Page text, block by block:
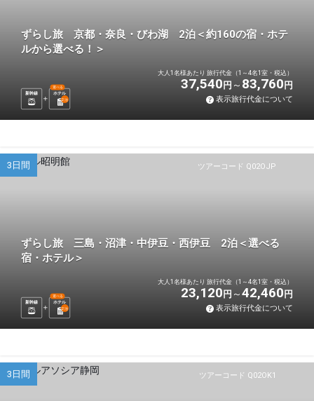
ずらし旅 京都・奈良・びわ湖 2泊＜約160の宿・ホテ
ルから選べる！＞
新幹線 ホテル
選べる
2泊
大人1名様あたり 旅行代金（1～4名1室・税込）
37,540 円 83,760 円
表示旅行代金について
ツアーコード Q02OJP
3日間
ずらし旅 三島・沼津・中伊豆・西伊豆 2泊＜選べる
宿・ホテル＞
新幹線 ホテル
選べる
2泊
大人1名様あたり 旅行代金（1～4名1室・税込）
23,120 円 42,460 円
表示旅行代金について
ツアーコード Q02OK1
3日間